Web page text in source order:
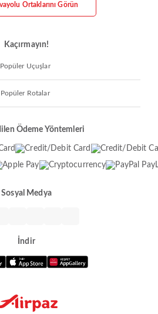
Ortaklarını Görün
Kaçırmayın!
Uçuşlar
Popüler Rotalar
Ödeme Yöntemleri
Sosyal Medya
İndir